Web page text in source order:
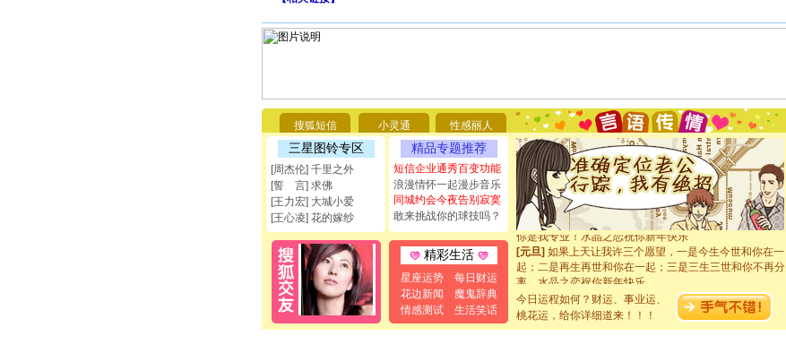
搜狐短信 小灵通 性感丽人
三星图铃专区
[周杰伦] 千里之外
[誓 言] 求佛
[王力宏] 大城小爱
[王心凌] 花的嫁纱
精品专题推荐
短信企业通秀百变功能
浪漫情怀一起漫步音乐
同城约会今夜告别寂寞
敢来挑战你的球技吗？
精彩生活
星座运势
每日财运
花边新闻
魔鬼辞典
情感测试
生活笑话
要平安！千万要知足！千万不要忘记我！
[圣诞节]不只这样的日子才会想起你,而是这样的日子才
能正大光明地骚扰你,告诉你,圣诞要快乐!新年要快乐!天天
都要快乐噢!
[圣诞节]奉上一颗祝福的心,在这个特别的日子里,愿幸福,
如意,快乐,鲜花,一切美好的祝愿与你同在.圣诞快乐!
[元旦]看到你我会触电；看不到你我要充电；没有你我会
断电。爱你是我职业，想你是我事业，抱你是我特长，吻
你是我专业！水晶之恋祝你新年快乐
[元旦]如果上天让我许三个愿望，一是今生今世和你在一
起；二是再生再世和你在一起；三是三生三世和你不再分
离。水晶之恋祝你新年快乐
泣，这痛楚让我明白我多么爱你。我转身抱住你：这猪不
卖了。水晶之恋祝你新年快乐。
今日运程如何？财运、事业运、
桃花运，给你详细道来！！！